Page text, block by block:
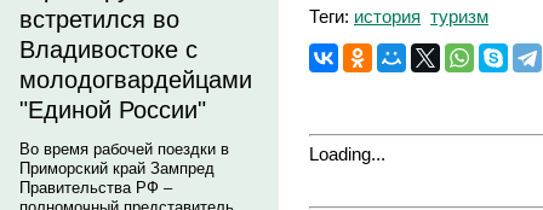
встретился во
Владивостоке с
молодогвардейцами
"Единой России"
Во время рабочей поездки в
Приморский край Зампред
Правительства РФ –
Теги: история туризм
Loading...